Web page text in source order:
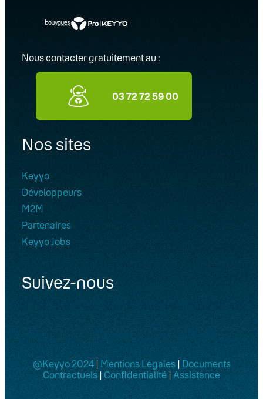
Nous contacter gratuitement au :
03 72 72 59 00
Nos sites
Keyyo
Développeurs
M2M
Partenaires
Keyyo Jobs
Suivez-nous
@Keyyo 2024| Mentions Légales|Documents
Contractuels|Confidentialité|Assistance